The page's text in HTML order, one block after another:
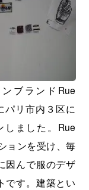
ブランドRue
パリ市内３区に
ました。Rue
ョンを受け、毎
因んで服のデザ
です。建築とい